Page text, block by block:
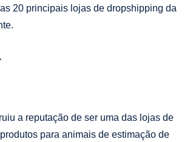
20 principais lojas de dropshipping da
a reputação de ser uma das lojas de
para animais de estimação de